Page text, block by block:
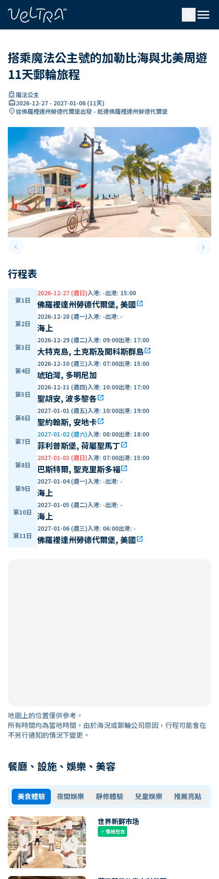
menu
搭乘魔法公主號的加勒比海與北美周遊
11天郵輪旅程
directions_boat魔法公主
card_travel2026-12-27 - 2027-01-06 (11天)
location_on從佛羅裡達州勞德代爾堡出發 - 抵達佛羅裡達州勞德代爾堡
keyboard_arrow_leftPrevious slide keyboard_arrow_right
行程表
第1日
2026-12-27 (週日)入港: -出港: 15:00
佛羅裡達州勞德代爾堡, 美國open_in_new
第2日
2026-12-28 (週一)入港: -出港: -
海上
第3日
2026-12-29 (週二)入港: 09:00出港: 17:00
大特克島, 土克斯及開科斯群島open_in_new
第4日
2026-12-30 (週三)入港: 07:00出港: 15:00
琥珀灣, 多明尼加
第5日
2026-12-31 (週四)入港: 10:00出港: 17:00
聖胡安, 波多黎各open_in_new
第6日
2027-01-01 (週五)入港: 10:00出港: 19:00
聖約翰斯, 安地卡open_in_new
第7日
2027-01-02 (週六)入港: 08:00出港: 18:00
菲利普斯堡, 荷屬聖馬丁open_in_new
第8日
2027-01-03 (週日)入港: 07:00出港: 15:00
巴斯特爾, 聖克里斯多福open_in_new
第9日
2027-01-04 (週一)入港: -出港: -
海上
第10日
2027-01-05 (週二)入港: -出港: -
海上
第11日
2027-01-06 (週三)入港: 06:00出港: -
佛羅裡達州勞德代爾堡, 美國open_in_new
地圖上的位置僅供參考。
所有時間均為當地時間。由於海況或郵輪公司原因，行程可能會在
不另行通知的情況下變更。
餐廳、設施、娛樂、美容
美食體驗 夜間娛樂 靜修體驗 兒童娛樂 推薦亮點
世界新鲜市场
check價格包含